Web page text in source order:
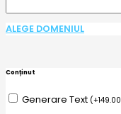
ALEGE DOMENIUL
Conținut
Generare Text (+149.00